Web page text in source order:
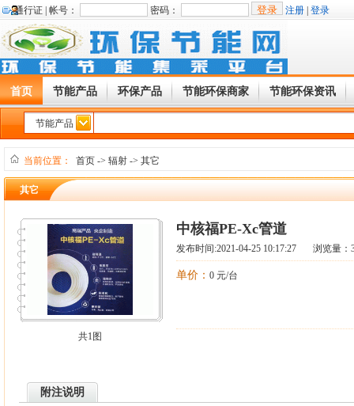
通行证 | 帐号： 密码： 注册 登录
首页 节能产品 环保产品 节能环保商家 节能环保资讯
节能产品
当前位置： 首页 -> 辐射 -> 其它
其它
共1图
中核福PE-Xc管道
发布时间:2021-04-25 10:17:27 浏览量：
单价： 0 元/台
附注说明